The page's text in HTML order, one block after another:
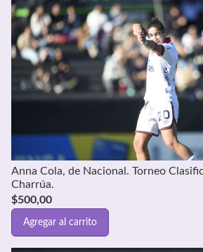
Anna Cola, de Nacional. Torneo
Charrúa.
$500,00
Agregar al carrito